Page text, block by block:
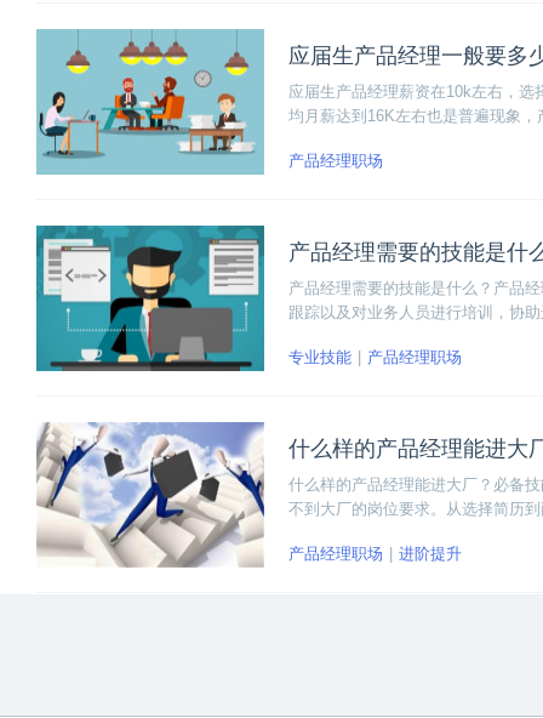
应届生产品经理一般要多
应届生产品经理薪资在10k左右，
均月薪达到16K左右也是普遍现象
产品经理职场
产品经理需要的技能是什
产品经理需要的技能是什么？产品
跟踪以及对业务人员进行培训，协
是一个产品经理需要具备的综合能
专业技能 产品经理职场
什么样的产品经理能进大
什么样的产品经理能进大厂？必备
不到大厂的岗位要求。从选择简历
产品经理职场 进阶提升